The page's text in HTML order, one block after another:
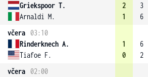
Griekspoor T.
Arnaldi M.
2
1
3
6
včera
03:10
Rinderknech A.
Tiafoe F.
1
0
6
2
včera
02:00